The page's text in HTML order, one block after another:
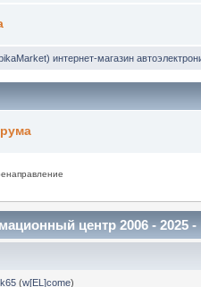
интернет-магазин
центр 2006 - 2025
(w[EL]come)